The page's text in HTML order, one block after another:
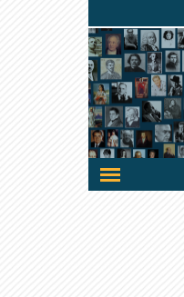
Attiva/disattiva
navigazione